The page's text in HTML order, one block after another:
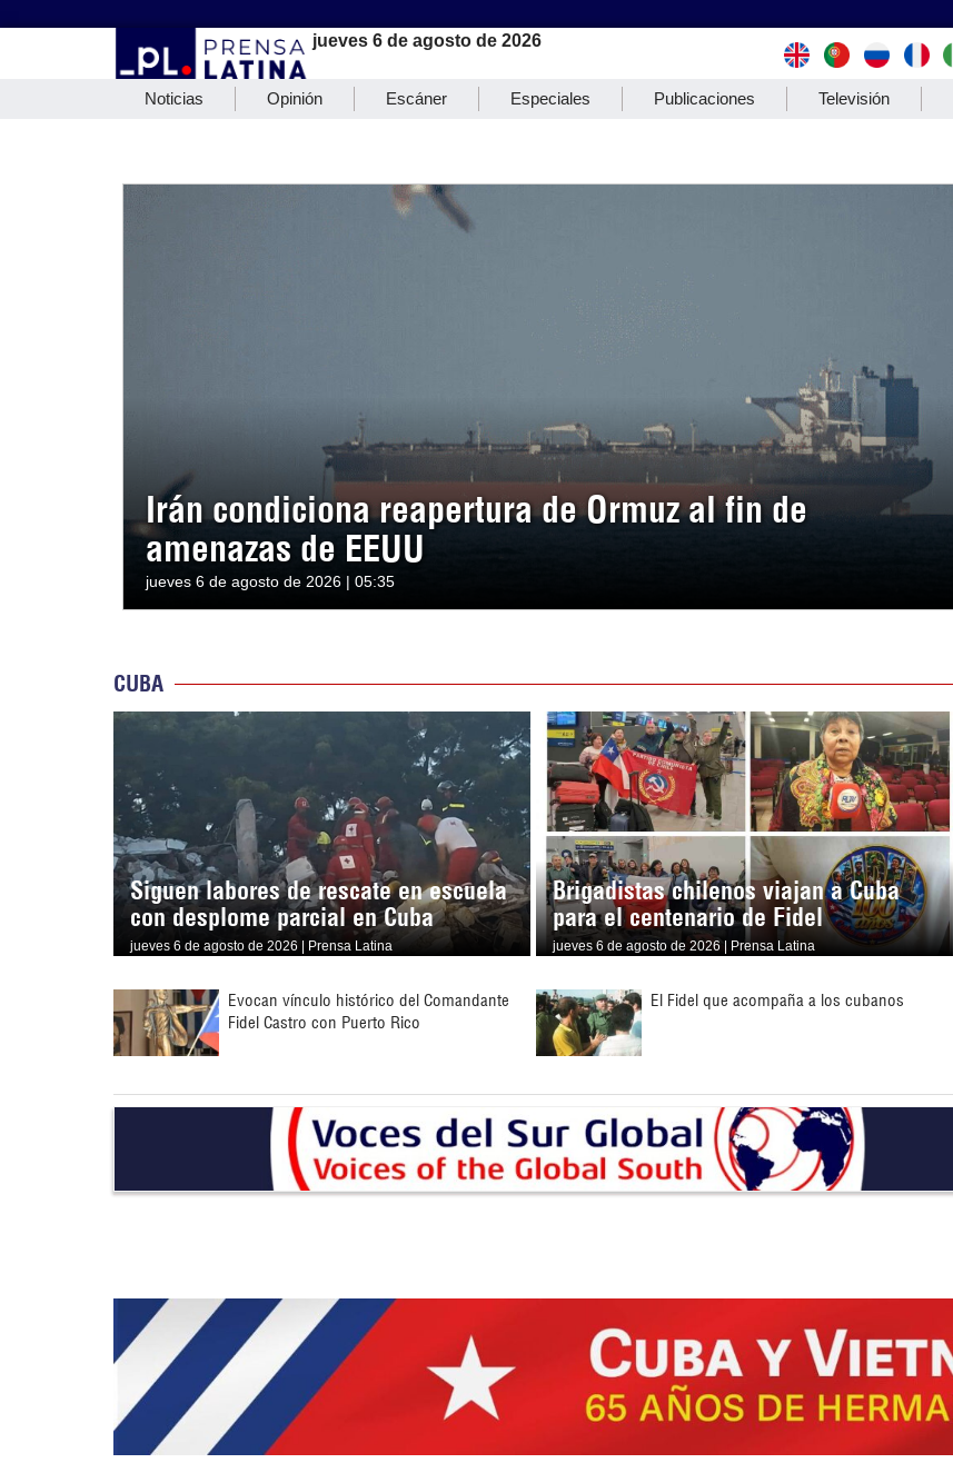
jueves 6 de agosto de 2026
Noticias Opinión Escáner Especiales Publicaciones Televisión
Irán condiciona reapertura de Ormuz al fin de
amenazas de EEUU
jueves 6 de agosto de 2026 | 05:35
CUBA
Siguen labores de rescate en escuela
con desplome parcial en Cuba
jueves 6 de agosto de 2026 | Prensa Latina
Brigadistas chilenos viajan a Cuba
para el centenario de Fidel
jueves 6 de agosto de 2026 | Prensa Latina
Evocan vínculo histórico del Comandante
Fidel Castro con Puerto Rico
El Fidel que acompaña a los cubanos